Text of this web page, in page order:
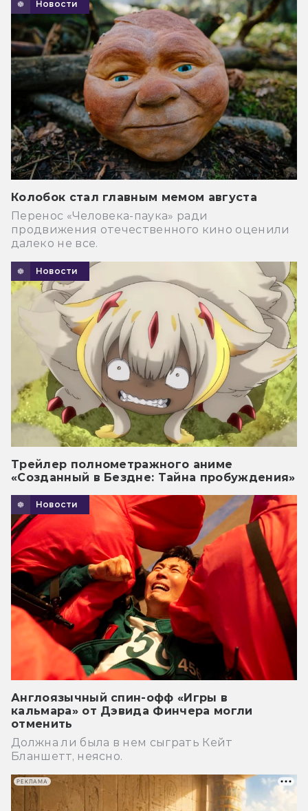
Новости
Колобок стал главным мемом августа
Перенос «Человека-паука» ради
продвижения отечественного кино оценили
далеко не все.
Новости
Трейлер полнометражного аниме
«Созданный в Бездне: Тайна пробуждения»
Новости
Англоязычный спин-офф «Игры в
кальмара» от Дэвида Финчера могли
отменить
Должна ли была в нем сыграть Кейт
Бланшетт, неясно.
РЕКЛАМА